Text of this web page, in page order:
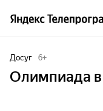
Досуг 6+
Олимпиада